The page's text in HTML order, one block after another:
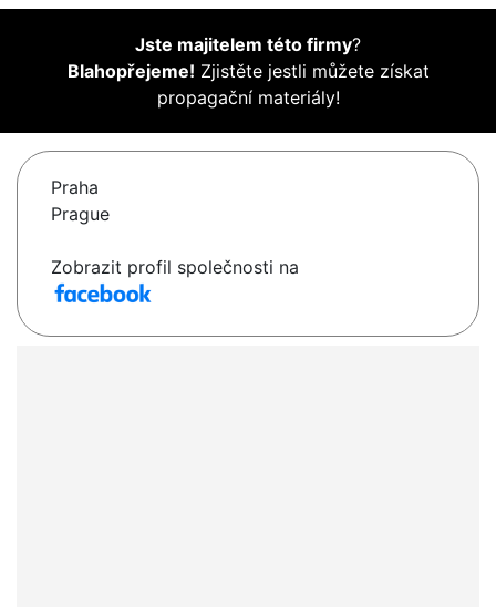
Jste majitelem této firmy?
Blahopřejeme! Zjistěte jestli můžete získat
propagační materiály!
Praha
Prague
Zobrazit profil společnosti na